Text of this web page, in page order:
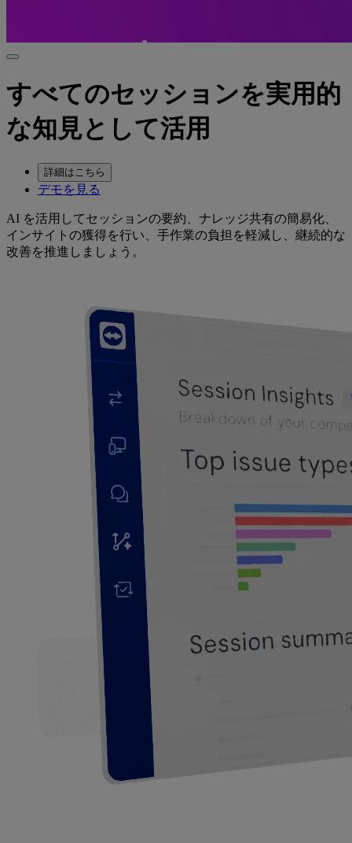
すべてのセッションを実用的
な知見として活用
詳細はこちら
デモを見る
AI を活用してセッションの要約、ナレッジ共有の簡易化、
インサイトの獲得を行い、手作業の負担を軽減し、継続的な
改善を推進しましょう。